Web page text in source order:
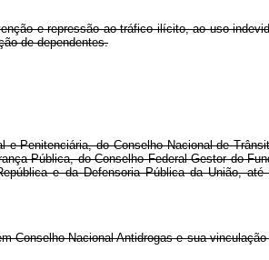
e repressão ao tráfico ilícito, ao uso
de dependentes.
Penitenciária, do Conselho Nacional de
Pública, do Conselho Federal Gestor do
e da Defensoria Pública da União, até
Nacional Antidrogas e sua vinculação